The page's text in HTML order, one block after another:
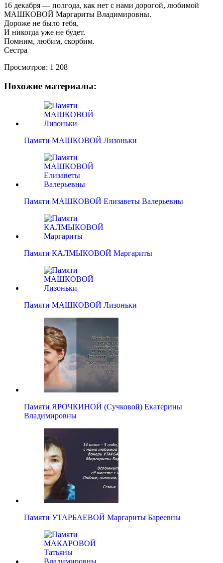
16 декабря — полгода, как нет с нами дорогой, любимой
МАШКОВОЙ Маргариты Владимировны.
Дороже не было тебя,
И никогда уже не будет.
Помним, любим, скорбим.
Сестра
Просмотров: 1 208
Похожие материалы:
Памяти МАШКОВОЙ Лизоньки
Памяти МАШКОВОЙ Елизаветы Валерьевны
Памяти КАЛМЫКОВОЙ Маргариты
Памяти МАШКОВОЙ Лизоньки
Памяти ЯРОЧКИНОЙ (Сучковой) Екатерины
Владимировны
Памяти УТАРБАЕВОЙ Маргариты Бареевны